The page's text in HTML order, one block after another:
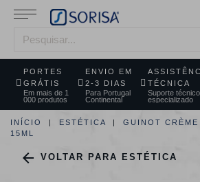
PORTES
GRÁTIS
Em mais de 1
000 produtos
ENVIO EM
2-3 DIAS
Para Portugal
Continental
TÉCNICA
Suporte técnico
especializado
INÍCIO ESTÉTICA
GUINOT
15ML
 VOLTAR PARA ESTÉTICA